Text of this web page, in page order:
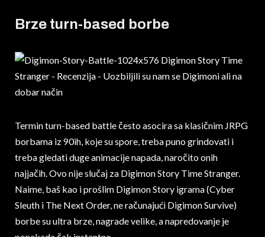
Brze turn-based borbe
Termin turn-based battle često asocira sa klasičnim JRPG
borbama iz 90ih, koje su spore, treba puno grindovati i
treba gledati duge animacije napada, naročito onih
najjačih. Ovo nije slučaj za Digimon Story Time Stranger.
Naime, baš kao i prošlim Digimon Story igrama (Cyber
Sleuth i The Next Order, ne računajući Digimon Survive)
borbe su ultra brze, nagrade velike, a napredovanje je